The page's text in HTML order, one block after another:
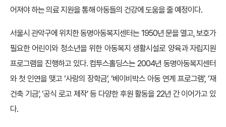
어져야 하는 의료 지원을 통해 아동들의 건강에 도움을 줄 예정이다.
서울시 관악구에 위치한 동명아동복지센터는 1950년 문을 열고, 보호가
필요한 어린이와 청소년을 위한 아동복지 생활시설로 양육과 자립지원
프로그램을 진행하고 있다. 컴투스홀딩스는 2004년 동명아동복지센터
와 첫 인연을 맺고 ‘사랑의 장학금’, ‘베이비박스 아동 연계 프로그램’, ‘재
건축 기금’, ‘공식 로고 제작’ 등 다양한 후원 활동을 22년 간 이어가고 있
다.